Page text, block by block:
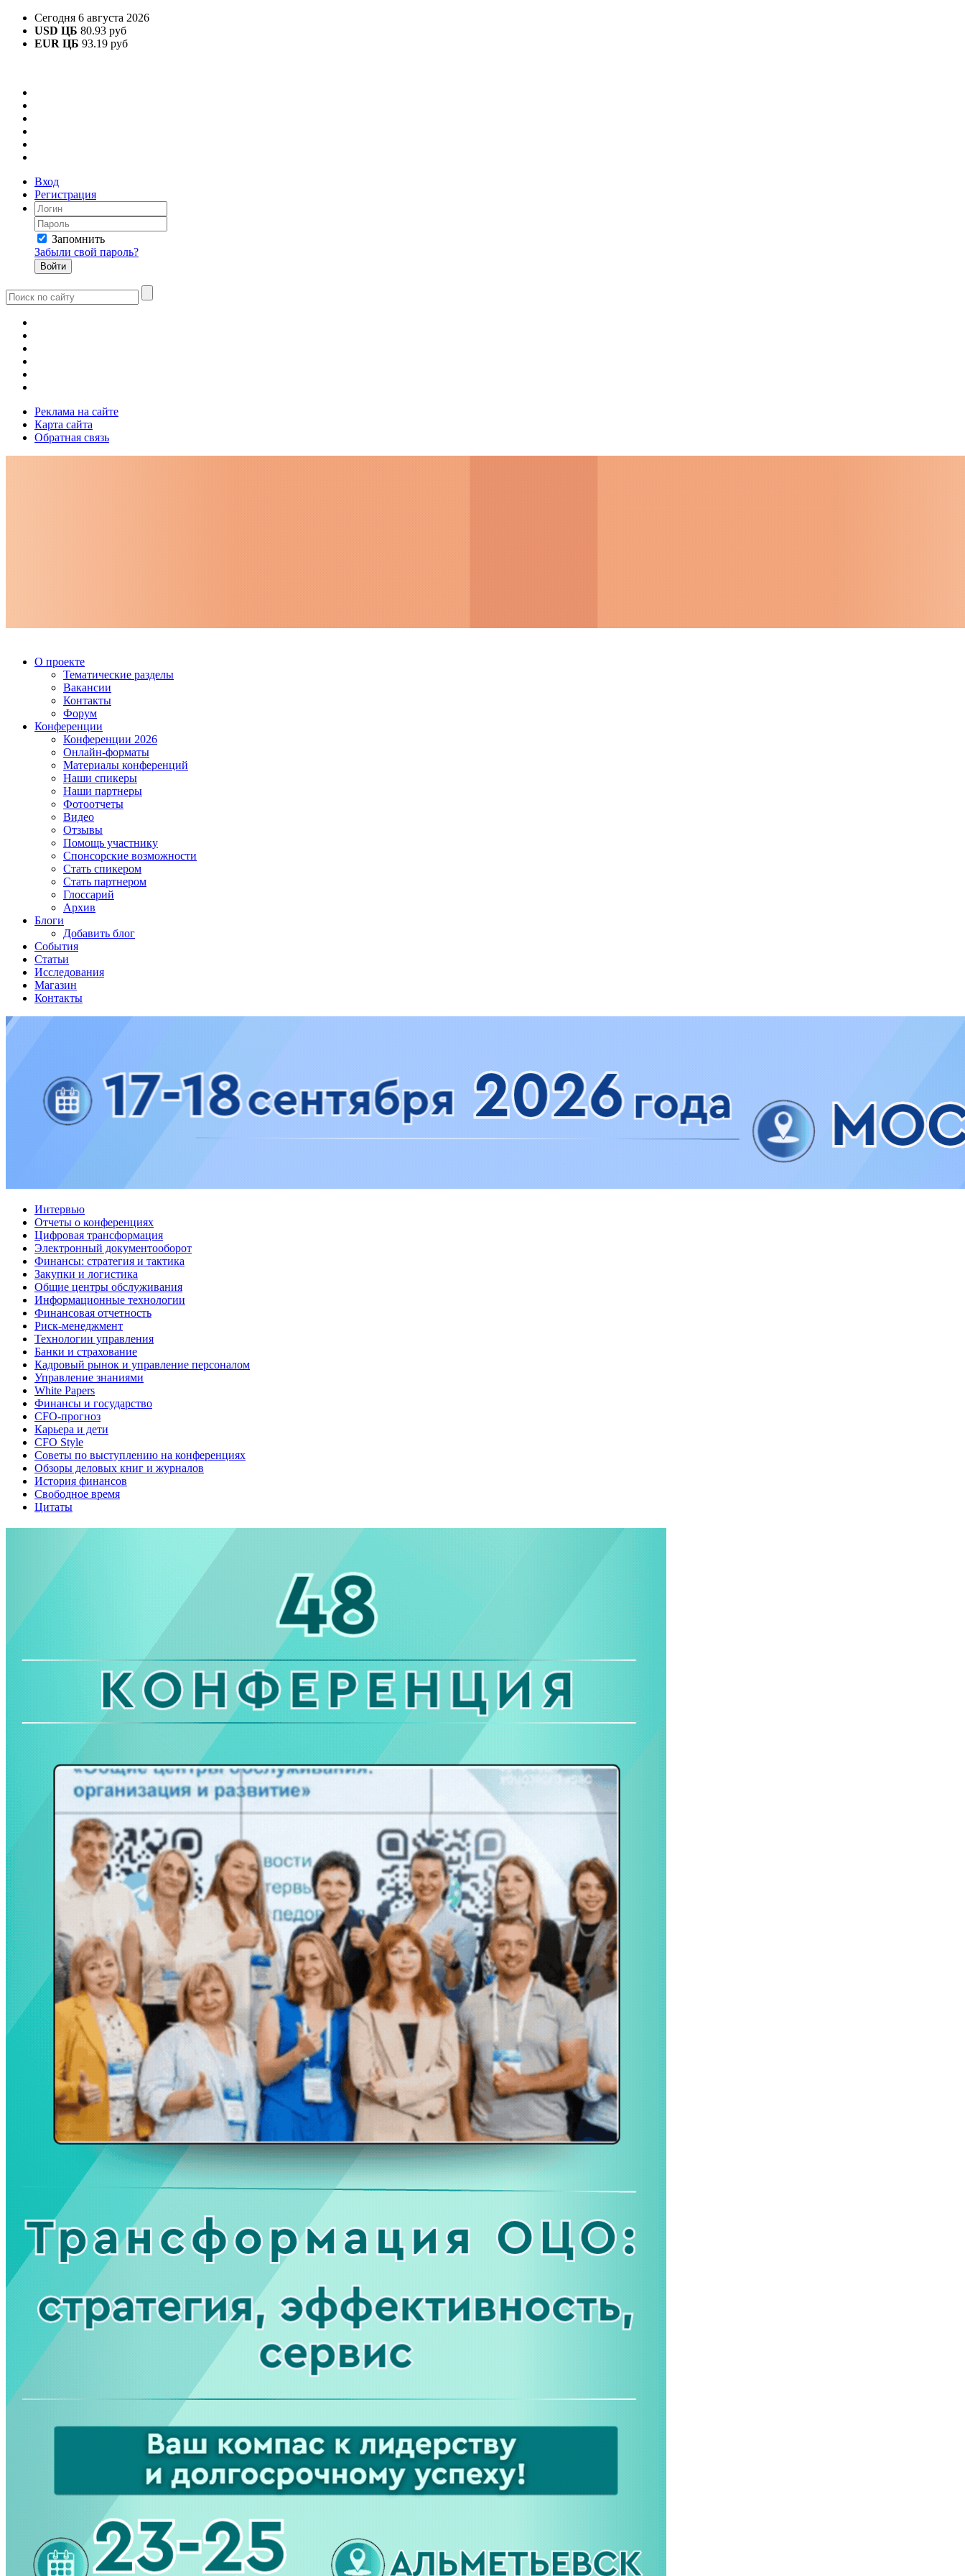
Сегодня 6 августа 2026
USD ЦБ 80.93 руб
EUR ЦБ 93.19 руб
Вход
Регистрация
Запомнить
Забыли свой пароль?
Реклама на сайте
Карта сайта
Обратная связь
О проекте
Тематические разделы
Вакансии
Контакты
Форум
Конференции
Конференции 2026
Онлайн-форматы
Материалы конференций
Наши спикеры
Наши партнеры
Фотоотчеты
Видео
Отзывы
Помощь участнику
Спонсорские возможности
Стать спикером
Стать партнером
Глоссарий
Архив
Блоги
Добавить блог
События
Статьи
Исследования
Магазин
Контакты
Интервью
Отчеты о конференциях
Цифровая трансформация
Электронный документооборот
Финансы: стратегия и тактика
Закупки и логистика
Общие центры обслуживания
Информационные технологии
Финансовая отчетность
Риск-менеджмент
Технологии управления
Банки и страхование
Кадровый рынок и управление персоналом
Управление знаниями
White Papers
Финансы и государство
CFO-прогноз
Карьера и дети
CFO Style
Советы по выступлению на конференциях
Обзоры деловых книг и журналов
История финансов
Свободное время
Цитаты